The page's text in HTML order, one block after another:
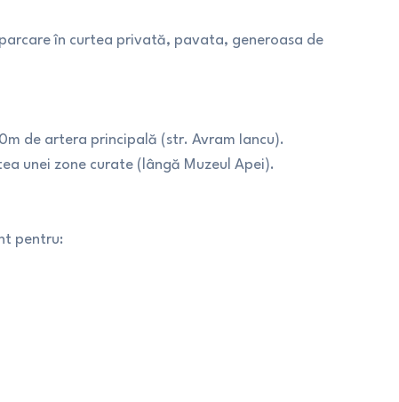
în curtea privată, pavata, generoasa de
de artera principală (str. Avram Iancu).
unei zone curate (lângă Muzeul Apei).
pentru: